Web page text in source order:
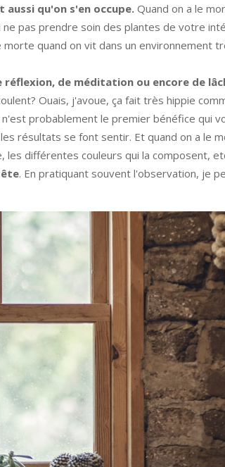
qu'on s'en occupe.Quand on a le
pas prendre soin des plantes de votre
quand on vit dans un environnement
de méditation ou encore de
Ouais, j'avoue, ça fait très hippie
probablement le premier bénéfice qui
résultats se font sentir. Et quand on a le
différentes couleurs qui la composent,
. En pratiquant souvent l'observation, je